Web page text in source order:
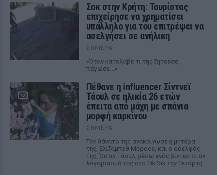
Σοκ στην Κρήτη: Τουρίστας
επιχείρησε να χρηματίσει
υπάλληλο για του επιτρέψει να
ασελγήσει σε ανήλικη
ΣΉΜΕΡΑ
«Όταν κατάλαβε τι της ζητούσε,
πάγωσε...»
Πέθανε η influencer Σίντνεϊ
Τάουλ σε ηλικία 26 ετών
έπειτα από μάχη με σπάνια
μορφή καρκίνου
ΣΉΜΕΡΑ
Τον θάνατο της ανακοίνωσε η μητέρα
της, Ελίζαμπεθ Μόροου, και ο αδελφός
της, Όστιν Τάουλ, μέσω ενός βίντεο στον
λογαριασμό της στο TikTok την Τετάρτη